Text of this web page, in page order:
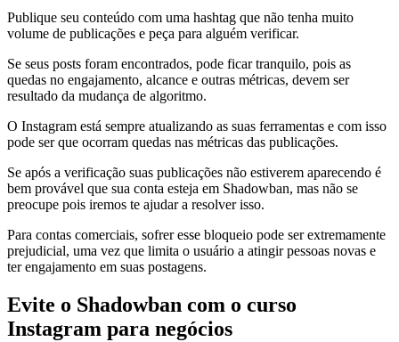
Publique seu conteúdo com uma hashtag que não tenha muito
volume de publicações e peça para alguém verificar.
Se seus posts foram encontrados, pode ficar tranquilo, pois as
quedas no engajamento, alcance e outras métricas, devem ser
resultado da mudança de algoritmo.
O Instagram está sempre atualizando as suas ferramentas e com isso
pode ser que ocorram quedas nas métricas das publicações.
Se após a verificação suas publicações não estiverem aparecendo é
bem provável que sua conta esteja em Shadowban, mas não se
preocupe pois iremos te ajudar a resolver isso.
Para contas comerciais, sofrer esse bloqueio pode ser extremamente
prejudicial, uma vez que limita o usuário a atingir pessoas novas e
ter engajamento em suas postagens.
Evite o Shadowban com o curso
Instagram para negócios